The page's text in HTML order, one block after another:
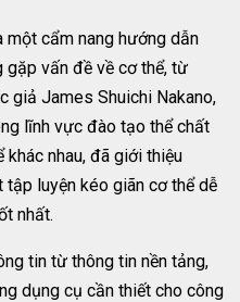
một cẩm nang hướng dẫn
gặp vấn đề về cơ thể, từ
giả James Shuichi Nakano,
lĩnh vực đào tạo thể chất
nhau, đã giới thiệu
luyện kéo giãn cơ thể dễ
nhất.
tin từ thông tin nền tảng,
dụng cụ cần thiết cho công